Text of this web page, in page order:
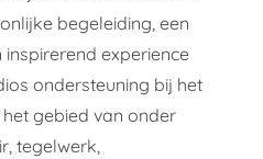
begeleiding, een
experience
ondersteuning bij het
gebied van onder
tegelwerk,